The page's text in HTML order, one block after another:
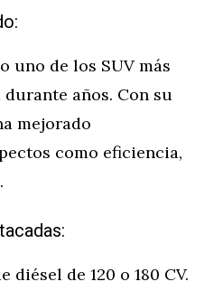
uno de los SUV más
años. Con su
mejorado
como eficiencia,
diésel de 120 o 180 CV.